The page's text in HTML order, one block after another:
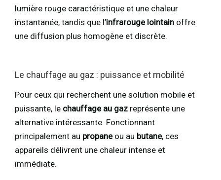
lumière rouge caractéristique et une chaleur
instantanée, tandis que l’infrarouge lointain offre
une diffusion plus homogène et discrète.
Le chauffage au gaz : puissance et mobilité
Pour ceux qui recherchent une solution mobile et
puissante, le chauffage au gaz représente une
alternative intéressante. Fonctionnant
principalement au propaneou au butane, ces
appareils délivrent une chaleur intense et
immédiate.